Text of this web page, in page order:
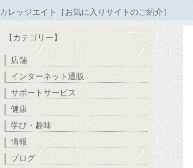
カレッジエイト［お気に入りサイトのご紹介］
【カテゴリー】
店舗
インターネット通販
サポートサービス
健康
学び・趣味
情報
ブログ